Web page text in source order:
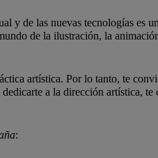
y de las nuevas tecnologías es
de la ilustración, la
artística. Por lo tanto, te
a la dirección artística,
: